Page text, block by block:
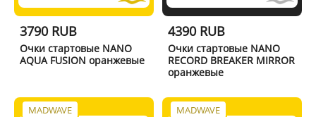
3790 RUB
Очки стартовые NANO
AQUA FUSION оранжевые
4390 RUB
Очки стартовые NANO
RECORD BREAKER MIRROR
оранжевые
MADWAVE MADWAVE